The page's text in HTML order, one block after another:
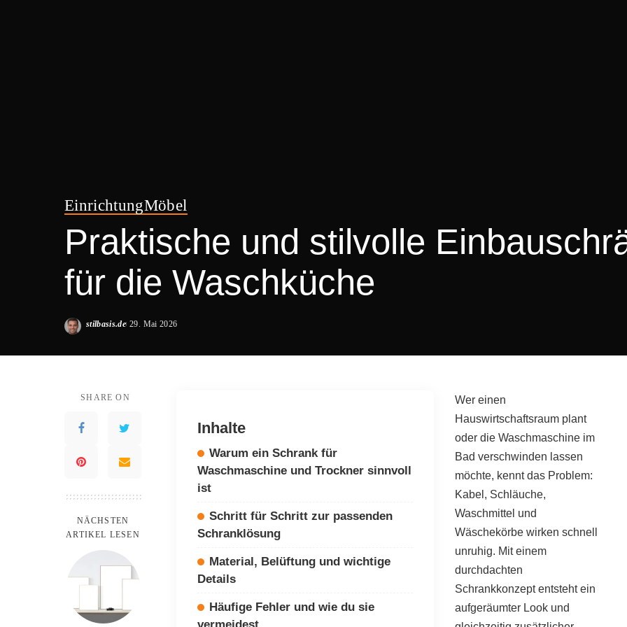
EinrichtungMöbel
Praktische und stilvolle
für die Waschküche
Posted
stilbasis.de 29. Mai 2026
SHARE ON
NÄCHSTEN
ARTIKEL LESEN
Inhalte
Warum ein Schrank für
Waschmaschine und Trockner sinnvoll
ist
Schritt für Schritt zur passenden
Schranklösung
Material, Belüftung und wichtige
Details
Häufige Fehler und wie du sie
Wer einen
Hauswirtschaftsraum plant
oder die Waschmaschine im
Bad verschwinden lassen
möchte, kennt das Problem:
Kabel, Schläuche,
Waschmittel und
Wäschekörbe wirken schnell
unruhig. Mit einem
durchdachten
Schrankkonzept entsteht ein
aufgeräumter Look und